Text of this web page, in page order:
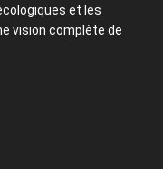
et les
vision complète de